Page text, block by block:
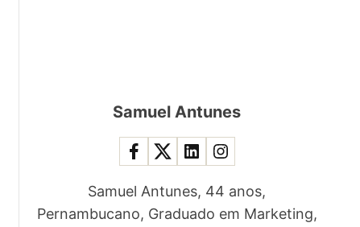
Samuel Antunes
Samuel Antunes, 44 anos,
Pernambucano, Graduado em Marketing,